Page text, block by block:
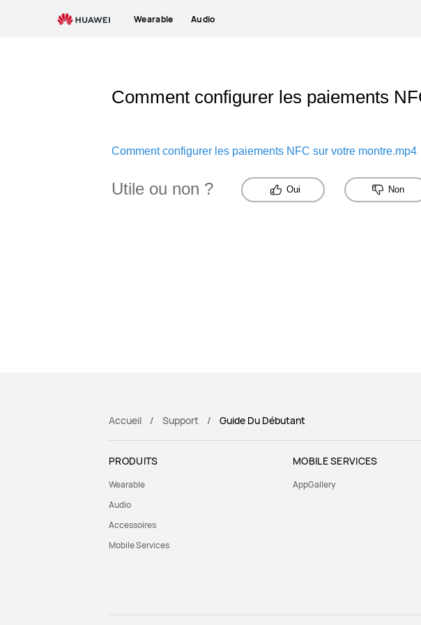
Wearable Audio
Comment configurer les paiements
Comment configurer les paiements NFC sur votre montre.mp4
Utile ou non ? Oui Non
Accueil Support Guide Du Débutant
PRODUITS
Wearable
Audio
Accessoires
Mobile Services
MOBILE SERVICES
AppGallery